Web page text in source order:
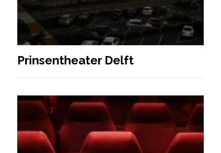
Prinsentheater Delft